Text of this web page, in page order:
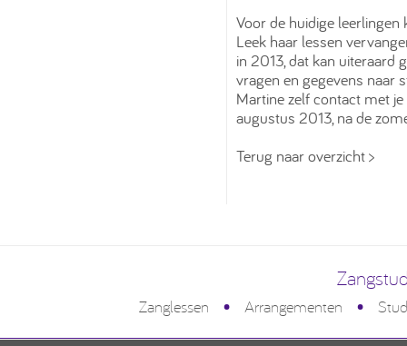
Voor de huidige
Leek haar lessen
in 2013, dat kan uiteraard
vragen en gegevens naar
Martine zelf contact met
augustus 2013, na de
Terug naar overzicht >
Zanglessen • Arrangementen •